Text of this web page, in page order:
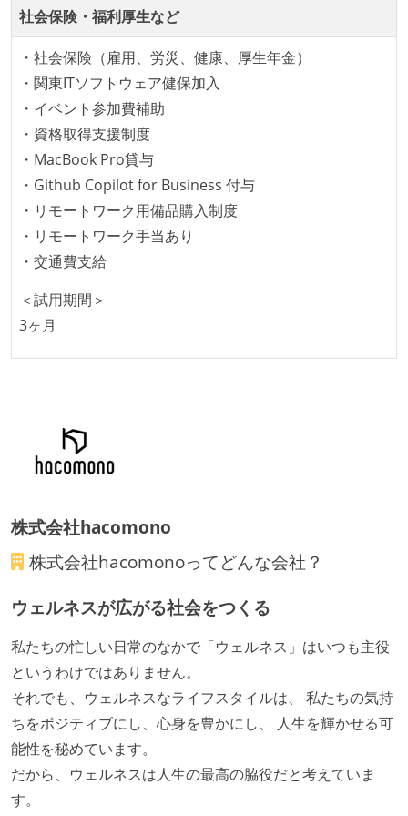
社会保険・福利厚生など
・社会保険（雇用、労災、健康、厚生年金）
・関東ITソフトウェア健保加入
・イベント参加費補助
・資格取得支援制度
・MacBook Pro貸与
・Github Copilot for Business 付与
・リモートワーク用備品購入制度
・リモートワーク手当あり
・交通費支給
＜試用期間＞
3ヶ月
株式会社hacomono
株式会社hacomonoってどんな会社？
ウェルネスが広がる社会をつくる
私たちの忙しい日常のなかで「ウェルネス」はいつも主役
というわけではありません。
それでも、ウェルネスなライフスタイルは、 私たちの気持
ちをポジティブにし、心身を豊かにし、 人生を輝かせる可
能性を秘めています。
だから、ウェルネスは人生の最高の脇役だと考えていま
す。